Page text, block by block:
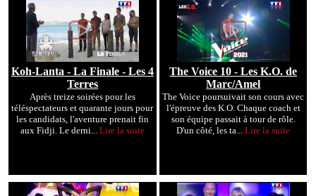
Koh-Lanta - La Finale - Les 4
Terres
Après treize soirées pour les
téléspectateurs et quarante jours pour
les candidats, l'aventure prenait fin
aux Fidji. Le derni... Lire la suite
The Voice 10 - Les K.O. de
Marc/Amel
The Voice poursuivait son cours avec
l'épreuve des K.O. Chaque coach et
son équipe passait à tour de rôle.
D'un côté, les ta...Lire la suite